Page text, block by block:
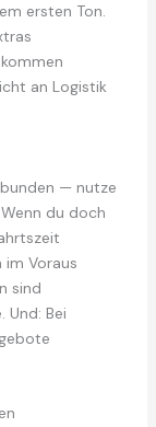
ersten Ton.
an Logistik
— nutze
du doch
im Voraus
sind
Und: Bei